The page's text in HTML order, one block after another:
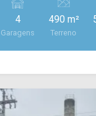
em todos os
> 02 lavabos; >
lavabo. Piso Térreo: >
com jardim; >
05
e ar
4
Garagens
490 m²
Terreno